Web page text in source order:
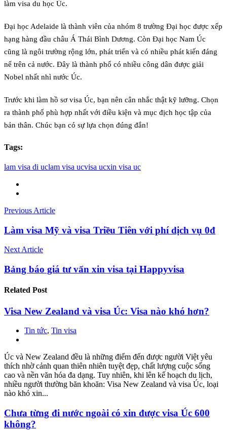
làm visa du học Úc.
Đại học Adelaide là thành viên của nhóm 8 trường Đại học được xếp
hạng hàng đầu châu Á Thái Bình Dương. Còn Đại học Nam Úc
cũng là ngôi trường rộng lớn, phát triển và có nhiều phát kiến đáng
nể trên cả nước. Đây là thành phố có nhiều công dân được giải
Nobel nhất nhì nước Úc.
Trước khi làm hồ sơ visa Úc, bạn nên cân nhắc thật kỹ lưỡng. Chọn
ra thành phố phù hợp nhất với điều kiện và mục địch học tập của
bản thân. Chúc bạn có sự lựa chọn đúng đắn!
Tags:
lam visa di uclam visa ucvisa ucxin visa uc
Previous Article
Làm visa Mỹ và visa Triều Tiên với phí dịch vụ 0đ
Next Article
Bảng báo giá tư vấn xin visa tại Happyvisa
Related Post
Visa New Zealand và visa Úc: Visa nào khó hơn?
Tin tức, Tin visa
Úc và New Zealand đều là những điểm đến được người Việt yêu
thích nhờ cảnh quan thiên nhiên tuyệt đẹp, chất lượng cuộc sống
cao và nền văn hóa đa dạng. Tuy nhiên, khi lên kế hoạch du lịch,
nhiều người thường băn khoăn: Visa New Zealand và visa Úc, loại
nào khó xin...
Chưa từng đi nước ngoài có xin được visa Úc 600
không?